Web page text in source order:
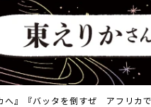
へ』『バッタを倒すぜ アフリカ